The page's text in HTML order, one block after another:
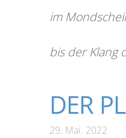
im
bis der Klang
DER
29. Mai. 2022